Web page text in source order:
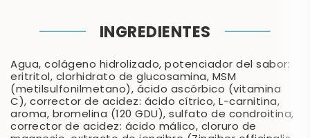
INGREDIENTES
Agua, colágeno hidrolizado, potenciador del sabor:
eritritol, clorhidrato de glucosamina, MSM
(metilsulfonilmetano), ácido ascórbico (vitamina
C), corrector de acidez: ácido cítrico, L-carnitina,
aroma, bromelina (120 GDU), sulfato de condroitina,
corrector de acidez: ácido málico, cloruro de